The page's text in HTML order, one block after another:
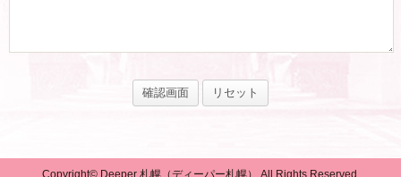
Copyright© Deeper 札幌（ディーパー札幌） All Rights Reserved.